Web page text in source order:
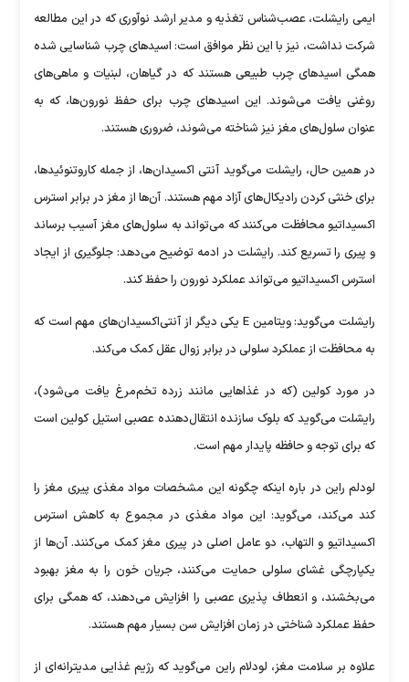
ایمی رایشلت، عصب‌شناس تغذیه و مدیر ارشد نوآوری که در این مطالعه
شرکت نداشت، نیز با این نظر موافق است: اسید‌های چرب شناسایی شده
همگی اسید‌های چرب طبیعی هستند که در گیاهان، لبنیات و ماهی‌های
روغنی یافت می‌شوند. این اسید‌های چرب برای حفظ نورون‌ها، که به
عنوان سلول‌های مغز نیز شناخته می‌شوند، ضروری هستند.
در همین حال، رایشلت می‌گوید آنتی اکسیدان‌ها، از جمله کاروتنوئیدها،
برای خنثی کردن رادیکال‌های آزاد مهم هستند. آن‌ها از مغز در برابر استرس
اکسیداتیو محافظت می‌کنند که می‌تواند به سلول‌های مغز آسیب برساند
و پیری را تسریع کند. رایشلت در ادمه توضیح می‌دهد: جلوگیری از ایجاد
استرس اکسیداتیو می‌تواند عملکرد نورون را حفظ کند.
رایشلت می‌گوید: ویتامین E یکی دیگر از آنتی‌اکسیدان‌های مهم است که
به محافظت از عملکرد سلولی در برابر زوال عقل کمک می‌کند.
در مورد کولین (که در غذا‌هایی مانند زرده تخم‌مرغ یافت می‌شود)،
رایشلت می‌گوید که بلوک سازنده انتقال‌دهنده عصبی استیل کولین است
که برای توجه و حافظه پایدار مهم است.
لودلم راین در باره اینکه چگونه این مشخصات مواد مغذی پیری مغز را
کند می‌کند، می‌گوید: این مواد مغذی در مجموع به کاهش استرس
اکسیداتیو و التهاب، دو عامل اصلی در پیری مغز کمک می‌کنند. آن‌ها از
یکپارچگی غشای سلولی حمایت می‌کنند، جریان خون را به مغز بهبود
می‌بخشند، و انعطاف پذیری عصبی را افزایش می‌دهند، که همگی برای
حفظ عملکرد شناختی در زمان افزایش سن بسیار مهم هستند.
علاوه بر سلامت مغز، لودلام راین می‌گوید که رژیم غذایی مدیترانه‌ای از